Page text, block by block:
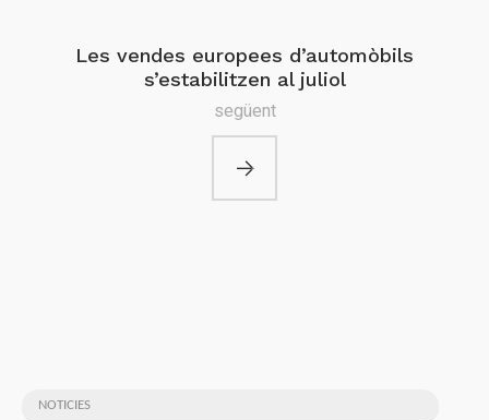
Les vendes europees d’automòbils
s’estabilitzen al juliol
següent
NOTICIES